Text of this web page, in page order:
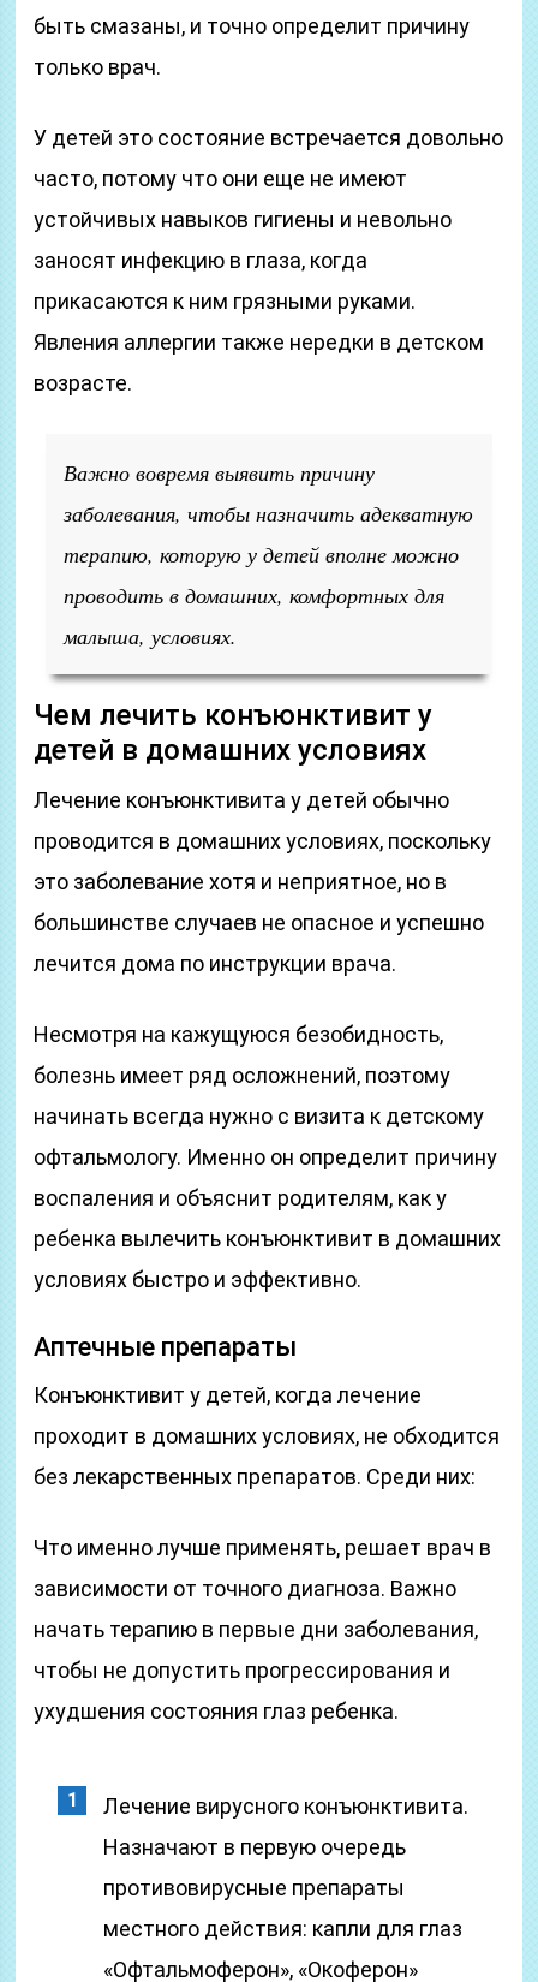
быть смазаны, и точно определит причину
только врач.
У детей это состояние встречается довольно
часто, потому что они еще не имеют
устойчивых навыков гигиены и невольно
заносят инфекцию в глаза, когда
прикасаются к ним грязными руками.
Явления аллергии также нередки в детском
возрасте.
Важно вовремя выявить причину
заболевания, чтобы назначить адекватную
терапию, которую у детей вполне можно
проводить в домашних, комфортных для
малыша, условиях.
Чем лечить конъюнктивит у
детей в домашних условиях
Лечение конъюнктивита у детей обычно
проводится в домашних условиях, поскольку
это заболевание хотя и неприятное, но в
большинстве случаев не опасное и успешно
лечится дома по инструкции врача.
Несмотря на кажущуюся безобидность,
болезнь имеет ряд осложнений, поэтому
начинать всегда нужно с визита к детскому
офтальмологу. Именно он определит причину
воспаления и объяснит родителям, как у
ребенка вылечить конъюнктивит в домашних
условиях быстро и эффективно.
Аптечные препараты
Конъюнктивит у детей, когда лечение
проходит в домашних условиях, не обходится
без лекарственных препаратов. Среди них:
Что именно лучше применять, решает врач в
зависимости от точного диагноза. Важно
начать терапию в первые дни заболевания,
чтобы не допустить прогрессирования и
ухудшения состояния глаз ребенка.
Лечение вирусного конъюнктивита.
Назначают в первую очередь
противовирусные препараты
местного действия: капли для глаз
«Офтальмоферон», «Окоферон»